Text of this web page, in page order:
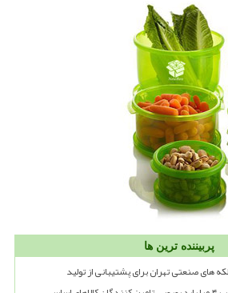
پربیننده ترین ها
های صنعتی تهران برای پشتیبانی از تولید